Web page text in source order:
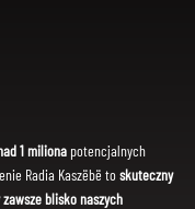
1 miliona potencjalnych
Radia Kaszëbë toskuteczny
blisko naszych